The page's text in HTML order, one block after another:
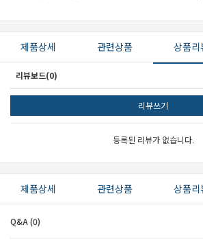
제품상세 관련상품 상품리
리뷰보드(0)
리뷰쓰기
등록된 리뷰가 없습니다.
제품상세 관련상품 상품리
Q&A (0)